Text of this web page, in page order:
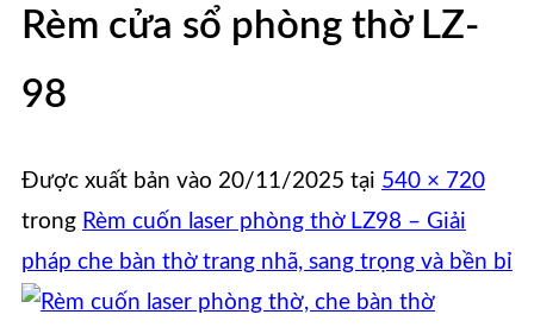
Rèm cửa sổ phòng thờ LZ-
98
Được xuất bản vào 20/11/2025 tại 540 × 720
trong Rèm cuốn laser phòng thờ LZ98 – Giải
pháp che bàn thờ trang nhã, sang trọng và bền bỉ